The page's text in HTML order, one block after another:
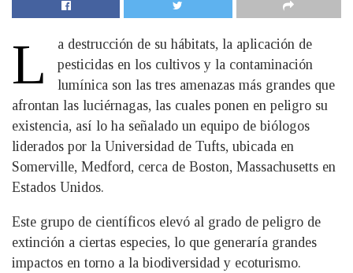
L
a destrucción de su hábitats, la aplicación de
pesticidas en los cultivos y la contaminación
lumínica son las tres amenazas más grandes que
afrontan las luciérnagas, las cuales ponen en peligro su
existencia, así lo ha señalado un equipo de biólogos
liderados por la Universidad de Tufts, ubicada en
Somerville, Medford, cerca de Boston, Massachusetts en
Estados Unidos.
Este grupo de científicos elevó al grado de peligro de
extinción a ciertas especies, lo que generaría grandes
impactos en torno a la biodiversidad y ecoturismo.